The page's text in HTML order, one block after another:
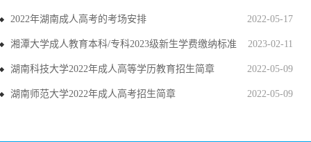
2022-05-17
2022年湖南成人高考的考场安排
2023-02-11
湘潭大学成人教育本科/专科2023级新生学费缴纳标准
2022-05-09
湖南科技大学2022年成人高等学历教育招生简章
2022-05-09
湖南师范大学2022年成人高考招生简章